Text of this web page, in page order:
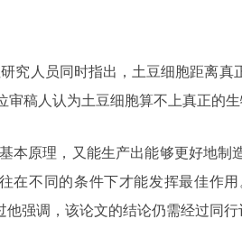
究人员同时指出，土豆细胞距离
稿人认为土豆细胞算不上真正的生
原理，又能生产出能够更好地制
不同的条件下才能发挥最佳作用
强调，该论文的结论仍需经过同行